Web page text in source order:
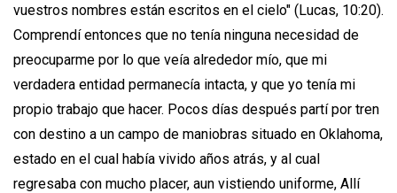
vuestros nombres están escritos en el cielo" (Lucas, 10:20).
Comprendí entonces que no tenía ninguna necesidad de
preocuparme por lo que veía alrededor mío, que mi
verdadera entidad permanecía intacta, y que yo tenía mi
propio trabajo que hacer. Pocos días después partí por tren
con destino a un campo de maniobras situado en Oklahoma,
estado en el cual había vivido años atrás, y al cual
regresaba con mucho placer, aun vistiendo uniforme, Allí